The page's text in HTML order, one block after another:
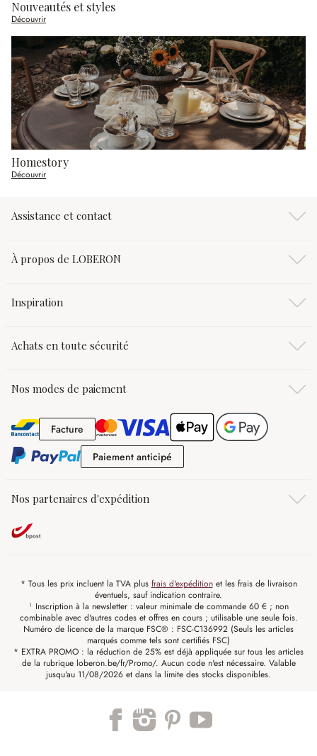
Nouveautés et styles
Découvrir
Homestory
Découvrir
Assistance et contact
À propos de LOBERON
Inspiration
Achats en toute sécurité
Nos modes de paiement
FactureFacture
Paiement anticipé
Nos partenaires d'expédition
* Tous les prix incluent la TVA plus frais d'expéditionet les frais de livraison
éventuels, sauf indication contraire.
¹ Inscription à la newsletter : valeur minimale de commande 60 € ; non
combinable avec d'autres codes et offres en cours ; utilisable une seule fois.
Numéro de licence de la marque FSC® : FSC-C136992 (Seuls les articles
marqués comme tels sont certifiés FSC)
* EXTRA PROMO : la réduction de 25% est déjà appliquée sur tous les articles
de la rubrique loberon.be/fr/Promo/. Aucun code n'est nécessaire. Valable
jusqu'au 11/08/2026 et dans la limite des stocks disponibles.